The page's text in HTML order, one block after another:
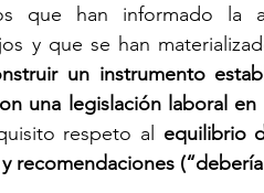
que han informado la
y que se han
un instrumento
una legislación laboral
respeto al equilibrio
recomendaciones